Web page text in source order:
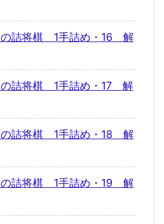
の詰将棋 1手詰め・16 解
の詰将棋 1手詰め・17 解
の詰将棋 1手詰め・18 解
の詰将棋 1手詰め・19 解